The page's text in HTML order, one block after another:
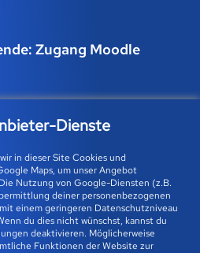
Zugang Moodle
93 | 45141 Essen 0800
|info@bfz-essen.de
Dienste
in dieser Site Cookies und
Maps, um unser Angebot
Nutzung von Google-Diensten (z.B.
deiner personenbezogenen
einem geringeren Datenschutzniveau
du dies nicht wünschst, kannst du
deaktivieren. Möglicherweise
Funktionen der Website zur